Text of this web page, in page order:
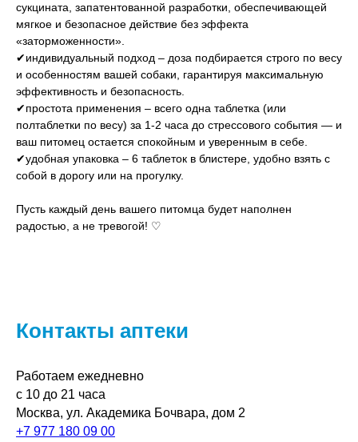
сукцината, запатентованной разработки, обеспечивающей
мягкое и безопасное действие без эффекта
«заторможенности».
✔индивидуальный подход – доза подбирается строго по весу
и особенностям вашей собаки, гарантируя максимальную
эффективность и безопасность.
✔простота применения – всего одна таблетка (или
полтаблетки по весу) за 1-2 часа до стрессового события — и
ваш питомец остается спокойным и уверенным в себе.
✔удобная упаковка – 6 таблеток в блистере, удобно взять с
собой в дорогу или на прогулку.
Пусть каждый день вашего питомца будет наполнен
радостью, а не тревогой! ♡
Контакты аптеки
Работаем ежедневно
с 10 до 21 часа
Москва, ул. Академика Бочвара, дом 2
+7 977 180 09 00